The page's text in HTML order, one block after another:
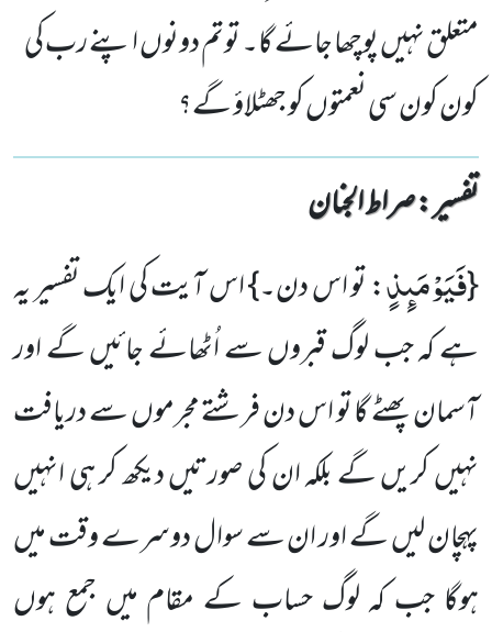
متعلق نہیں پوچھا جائے گا۔ توتم دونوں اپنے رب کی
کون کون سی نعمتوں کو جھٹلاؤ گے؟
تفسیر : ‎صراط الجنان
{فَیَوْمَىٕذٍ: تو اس دن۔} اس آیت کی ایک تفسیر یہ
ہے کہ جب لوگ قبروں سے اُٹھائے جائیں گے اور
آسمان پھٹے گا تو اس دن فرشتے مجرموں سے دریافت
نہیں کریں گے بلکہ ان کی صورتیں دیکھ کر ہی انہیں
پہچان لیں گے اور ان سے سوال دوسرے وقت میں
ہوگا جب کہ لوگ حساب کے مقام میں جمع ہوں